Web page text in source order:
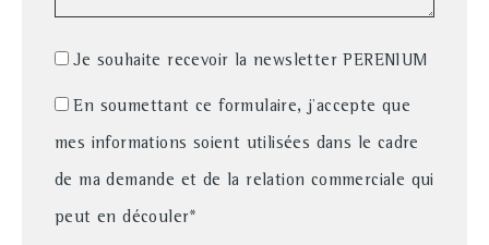
Je souhaite recevoir la newsletter PERENIUM
En soumettant ce formulaire, j'accepte que
mes informations soient utilisées dans le cadre
de ma demande et de la relation commerciale qui
peut en découler*